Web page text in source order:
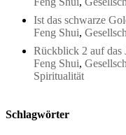
Ist das schwarze
Feng Shui,
Rückblick 2 auf das
Feng Shui,
Spiritualität
Schlagwörter